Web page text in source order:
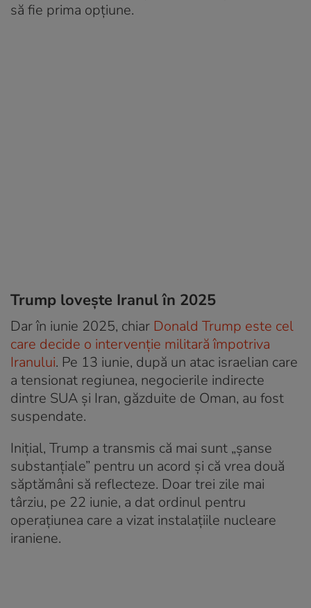
să fie prima opțiune.
Trump lovește Iranul în 2025
Dar în iunie 2025, chiar Donald Trump este cel
care decide o intervenție militară împotriva
Iranului. Pe 13 iunie, după un atac israelian care
a tensionat regiunea, negocierile indirecte
dintre SUA și Iran, găzduite de Oman, au fost
suspendate.
Inițial, Trump a transmis că mai sunt „șanse
substanțiale” pentru un acord și că vrea două
săptămâni să reflecteze. Doar trei zile mai
târziu, pe 22 iunie, a dat ordinul pentru
operațiunea care a vizat instalațiile nucleare
iraniene.